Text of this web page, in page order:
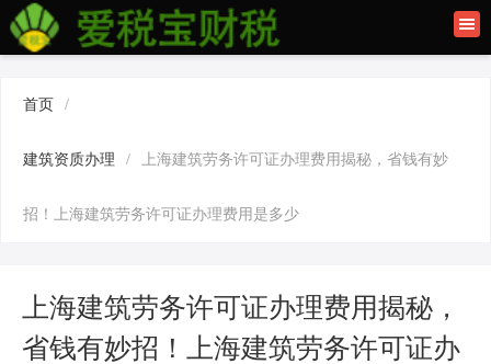
首页
首页 /
建筑资质办理 / 上海建筑劳务许可证办理费用揭秘，省钱有妙
招！上海建筑劳务许可证办理费用是多少
上海建筑劳务许可证办理费用揭秘，
省钱有妙招！上海建筑劳务许可证办